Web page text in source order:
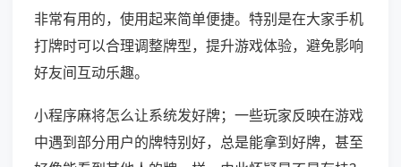
非常有用的，使用起来简单便捷。特别是在大家手机
打牌时可以合理调整牌型，提升游戏体验，避免影响
好友间互动乐趣。
小程序麻将怎么让系统发好牌；一些玩家反映在游戏
中遇到部分用户的牌特别好，总是能拿到好牌，甚至